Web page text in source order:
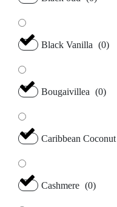
Black Vanilla (0)
Bougaivillea (0)
Caribbean Coconut
Cashmere (0)